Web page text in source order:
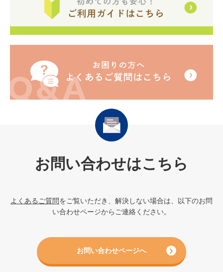
お問い合わせはこちら
よくあるご質問をご覧いただき、解決しない場合は、以下のお問
い合わせページからご連絡ください。
お問い合わせページへ